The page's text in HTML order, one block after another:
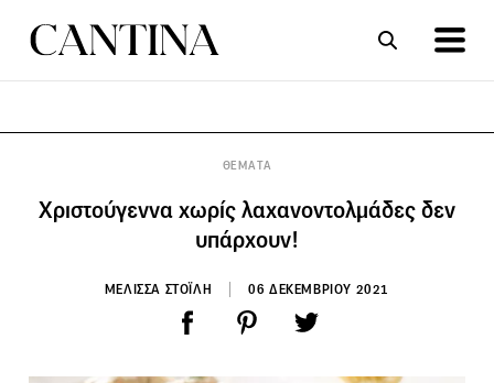
ΘΕΜΑΤΑ
Χριστούγεννα χωρίς λαχανοντολμάδες δεν
υπάρχουν!
ΜΕΛΙΣΣΑ ΣΤΟΪΛΗ 06 ΔΕΚΕΜΒΡΙΟΥ 2021